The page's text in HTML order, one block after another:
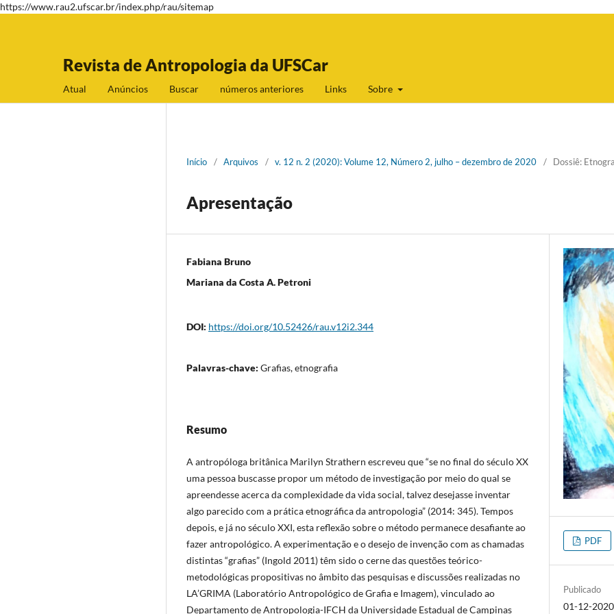
https://www.rau2.ufscar.br/index.php/rau/sitemap
Revista de Antropologia da UFSCar
Atual Anúncios Buscar números anteriores Links Sobre
Início / Arquivos / v. 12 n. 2 (2020): Volume 12, Número 2, julho – dezembro de 2020 / Dossiê:
Apresentação
Fabiana Bruno
Mariana da Costa A. Petroni
DOI: https://doi.org/10.52426/rau.v12i2.344
Palavras-chave: Grafias, etnografia
Resumo
A antropóloga britânica Marilyn Strathern escreveu que “se no final do século XX
uma pessoa buscasse propor um método de investigação por meio do qual se
apreendesse acerca da complexidade da vida social, talvez desejasse inventar
algo parecido com a prática etnográfica da antropologia” (2014: 345). Tempos
depois, e já no século XXI, esta reflexão sobre o método permanece desafiante ao
fazer antropológico. A experimentação e o desejo de invenção com as chamadas
distintas “grafias” (Ingold 2011) têm sido o cerne das questões teórico-
metodológicas propositivas no âmbito das pesquisas e discussões realizadas no
LA’GRIMA (Laboratório Antropológico de Grafia e Imagem), vinculado ao
Departamento de Antropologia-IFCH da Universidade Estadual de Campinas
PDF
Publicado
01-12-2020